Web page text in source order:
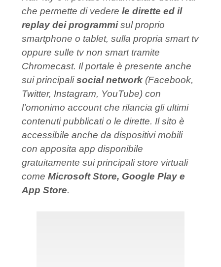
che permette di vedere le dirette ed il
replay dei programmisul proprio
smartphone o tablet, sulla propria smart tv
oppure sulle tv non smart tramite
Chromecast. Il portale è presente anche
sui principalisocial network (Facebook,
Twitter, Instagram, YouTube) con
l’omonimo account che rilancia gli ultimi
contenuti pubblicati o le dirette. Il sito è
accessibile anche da dispositivi mobili
con apposita app disponibile
gratuitamente sui principali store virtuali
come Microsoft Store, Google Play e
App Store.